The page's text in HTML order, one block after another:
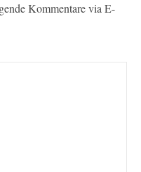
Kommentare via E-